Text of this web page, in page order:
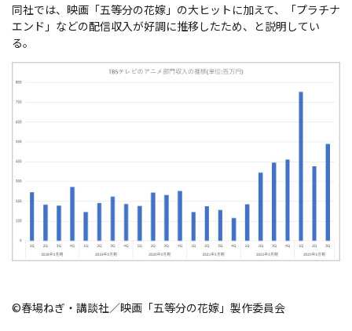
同社では、映画「五等分の花嫁」の大ヒットに加えて、「プラチナ
エンド」などの配信収入が好調に推移したため、と説明してい
る。
©春場ねぎ・講談社／映画「五等分の花嫁」製作委員会